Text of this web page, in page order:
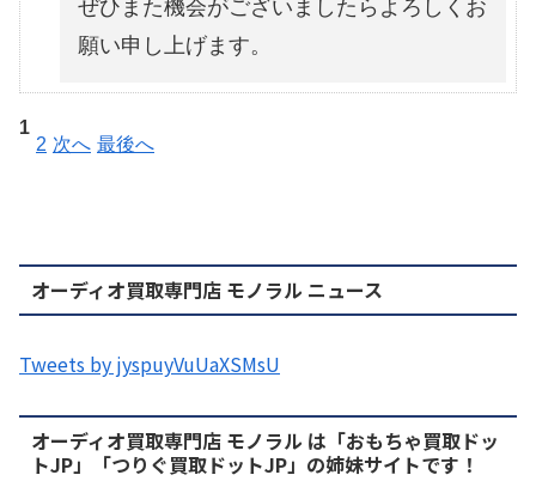
ぜひまた機会がございましたらよろしくお
願い申し上げます。
1
2 次へ 最後へ
オーディオ買取専門店 モノラル ニュース
Tweets by jyspuyVuUaXSMsU
オーディオ買取専門店 モノラル は「おもちゃ買取ドッ
トJP」「つりぐ買取ドットJP」の姉妹サイトです！